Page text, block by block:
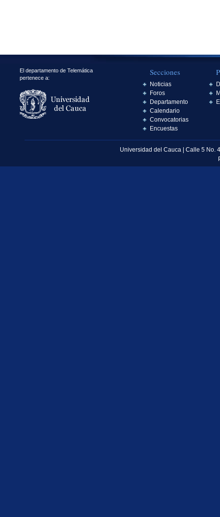
El departamento de Telemática
pertenece a:
Secciones
Noticias
Foros
Departamento
Calendario
Convocatorias
Encuestas
Universidad del Cauca | Calle 5 No.